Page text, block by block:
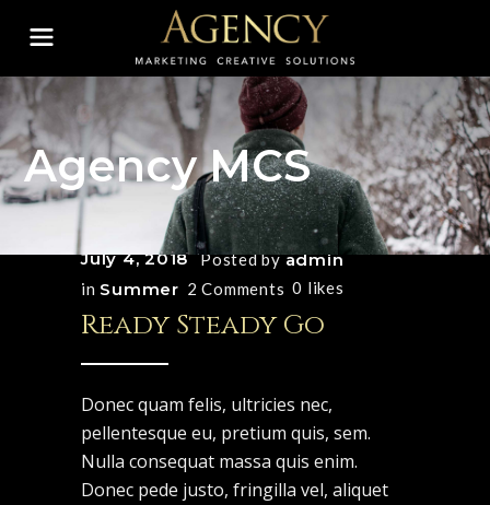
Agency MCS
July 4, 2018 Posted byadmin
in Summer 2 Comments 0 likes
Ready Steady Go
Donec quam felis, ultricies nec,
pellentesque eu, pretium quis, sem.
Nulla consequat massa quis enim.
Donec pede justo, fringilla vel, aliquet